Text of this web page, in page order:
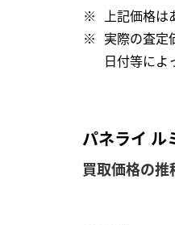
上記価格
実際の査定
日付等によ
パネライ ル
買取価格の推